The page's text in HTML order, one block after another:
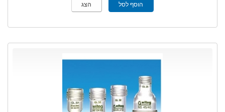
הוסף לסל הצג